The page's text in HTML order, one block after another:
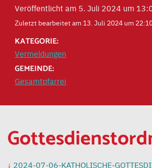
Veröffentlicht am 5. Juli 2024 um
Zuletzt bearbeitet am 13. Juli 2024 um
KATEGORIE:
Vermeldungen
GEMEINDE:
Gesamtpfarrei
2024-07-06-KATHOLISCHE-